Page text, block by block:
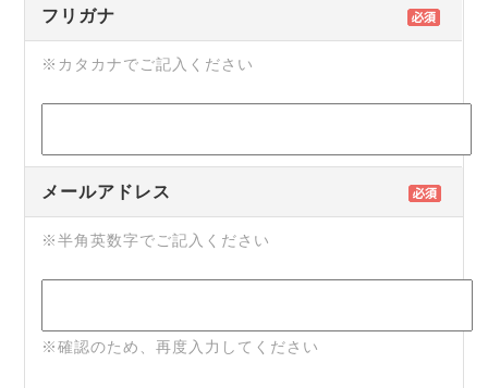
フリガナ
※カタカナでご記入ください
メールアドレス
※半角英数字でご記入ください
※確認のため、再度入力してください